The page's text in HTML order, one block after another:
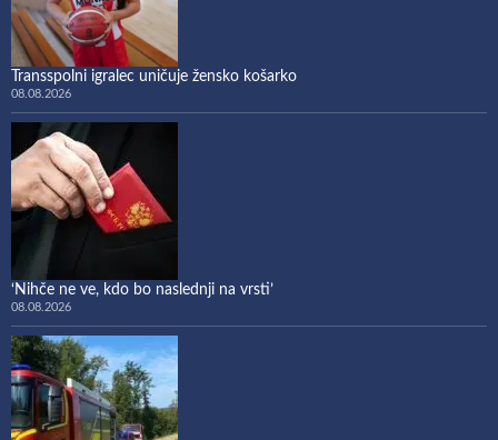
Transspolni igralec uničuje žensko košarko
08.08.2026
‘Nihče ne ve, kdo bo naslednji na vrsti’
08.08.2026